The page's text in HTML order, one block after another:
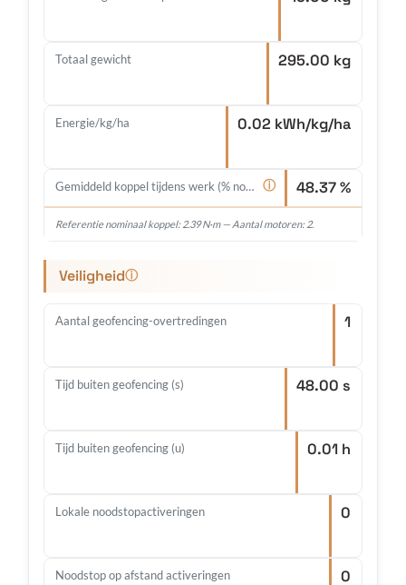
Totaal gewicht 295.00 kg
Energie/kg/ha 0.02 kWh/kg/ha
Gemiddeld koppel tijdens werk (% nominaal) ⓘ 48.37 %
Referentie nominaal koppel: 2.39 N·m — Aantal motoren: 2.
Veiligheidⓘ
Aantal geofencing-overtredingen 1
Tijd buiten geofencing (s) 48.00 s
Tijd buiten geofencing (u) 0.01 h
Lokale noodstopactiveringen 0
Noodstop op afstand activeringen 0